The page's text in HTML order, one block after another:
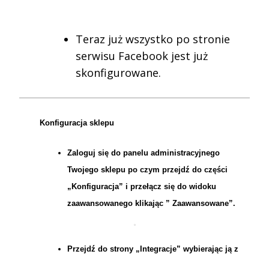
Teraz już wszystko po stronie
serwisu Facebook jest już
skonfigurowane.
Konfiguracja sklepu
Zaloguj się do panelu administracyjnego
Twojego sklepu po czym przejdź do części
„Konfiguracja” i przełącz się do widoku
zaawansowanego klikając ” Zaawansowane”.
Przejdź do strony „Integracje” wybierając ją z